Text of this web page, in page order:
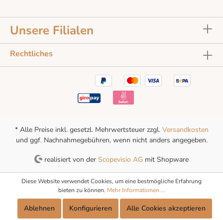
Machart Ein exklusiver Abend voller Genüsse
und spannender Paarungen
Unsere Filialen
Rechtliches
* Alle Preise inkl. gesetzl. Mehrwertsteuer zzgl. Versandkosten
und ggf. Nachnahmegebühren, wenn nicht anders angegeben.
realisiert von derScopevisio AG mit Shopware
Diese Website verwendet Cookies, um eine bestmögliche Erfahrung
bieten zu können. Mehr Informationen ...
Ablehnen Konfigurieren Alle Cookies akzeptieren